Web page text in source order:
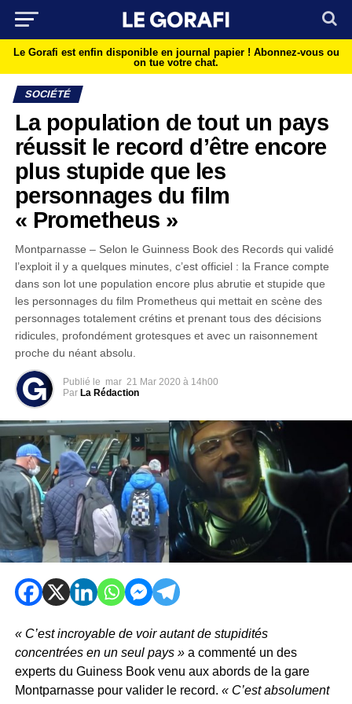
Le Gorafi est enfin disponible en journal papier ! Abonnez-vous ou
on tue votre chat.
SOCIÉTÉ
La population de tout un pays
réussit le record d’être encore
plus stupide que les
personnages du film
« Prometheus »
Montparnasse – Selon le Guinness Book des Records qui validé
l’exploit il y a quelques minutes, c’est officiel : la France compte
dans son lot une population encore plus abrutie et stupide que
les personnages du film Prometheus qui mettait en scène des
personnages totalement crétins et prenant tous des décisions
ridicules, profondément grotesques et avec un raisonnement
proche du néant absolu.
Publié le mar 21 Mar 2020 à 14h00
Par La Rédaction
« C’est incroyable de voir autant de stupidités
concentrées en un seul pays » a commenté un des
experts du Guiness Book venu aux abords de la gare
Montparnasse pour valider le record. « C’est absolument